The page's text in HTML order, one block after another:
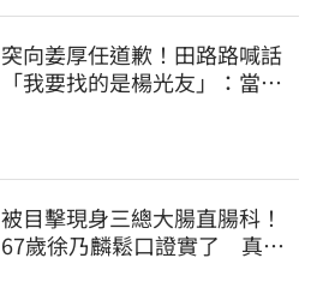
突向姜厚任道歉！田路路喊話
「我要找的是楊光友」：當時
被目擊現身三總大腸直腸科！
67歲徐乃麟鬆口證實了 真實